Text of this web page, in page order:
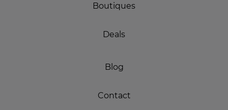
Boutiques
Deals
Blog
Contact